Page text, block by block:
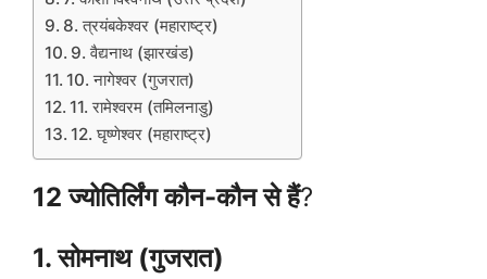
8. त्रयंबकेश्वर (महाराष्ट्र)
9. वैद्यनाथ (झारखंड)
10. नागेश्वर (गुजरात)
11. रामेश्वरम (तमिलनाडु)
12. घृष्णेश्वर (महाराष्ट्र)
12 ज्योतिर्लिंग कौन-कौन से हैं?
1. सोमनाथ (गुजरात)